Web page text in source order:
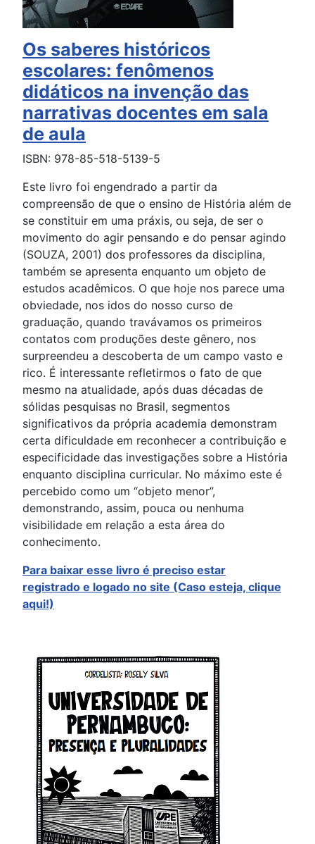
Os saberes históricos
escolares: fenômenos
didáticos na invenção das
narrativas docentes em sala
de aula
ISBN: 978-85-518-5139-5
Este livro foi engendrado a partir da
compreensão de que o ensino de História além de
se constituir em uma práxis, ou seja, de ser o
movimento do agir pensando e do pensar agindo
(SOUZA, 2001) dos professores da disciplina,
também se apresenta enquanto um objeto de
estudos acadêmicos. O que hoje nos parece uma
obviedade, nos idos do nosso curso de
graduação, quando travávamos os primeiros
contatos com produções deste gênero, nos
surpreendeu a descoberta de um campo vasto e
rico. É interessante refletirmos o fato de que
mesmo na atualidade, após duas décadas de
sólidas pesquisas no Brasil, segmentos
significativos da própria academia demonstram
certa dificuldade em reconhecer a contribuição e
especificidade das investigações sobre a História
enquanto disciplina curricular. No máximo este é
percebido como um “objeto menor”,
demonstrando, assim, pouca ou nenhuma
visibilidade em relação a esta área do
conhecimento.
Para baixar esse livro é preciso estar
registrado e logado no site (Caso esteja, clique
aqui!)